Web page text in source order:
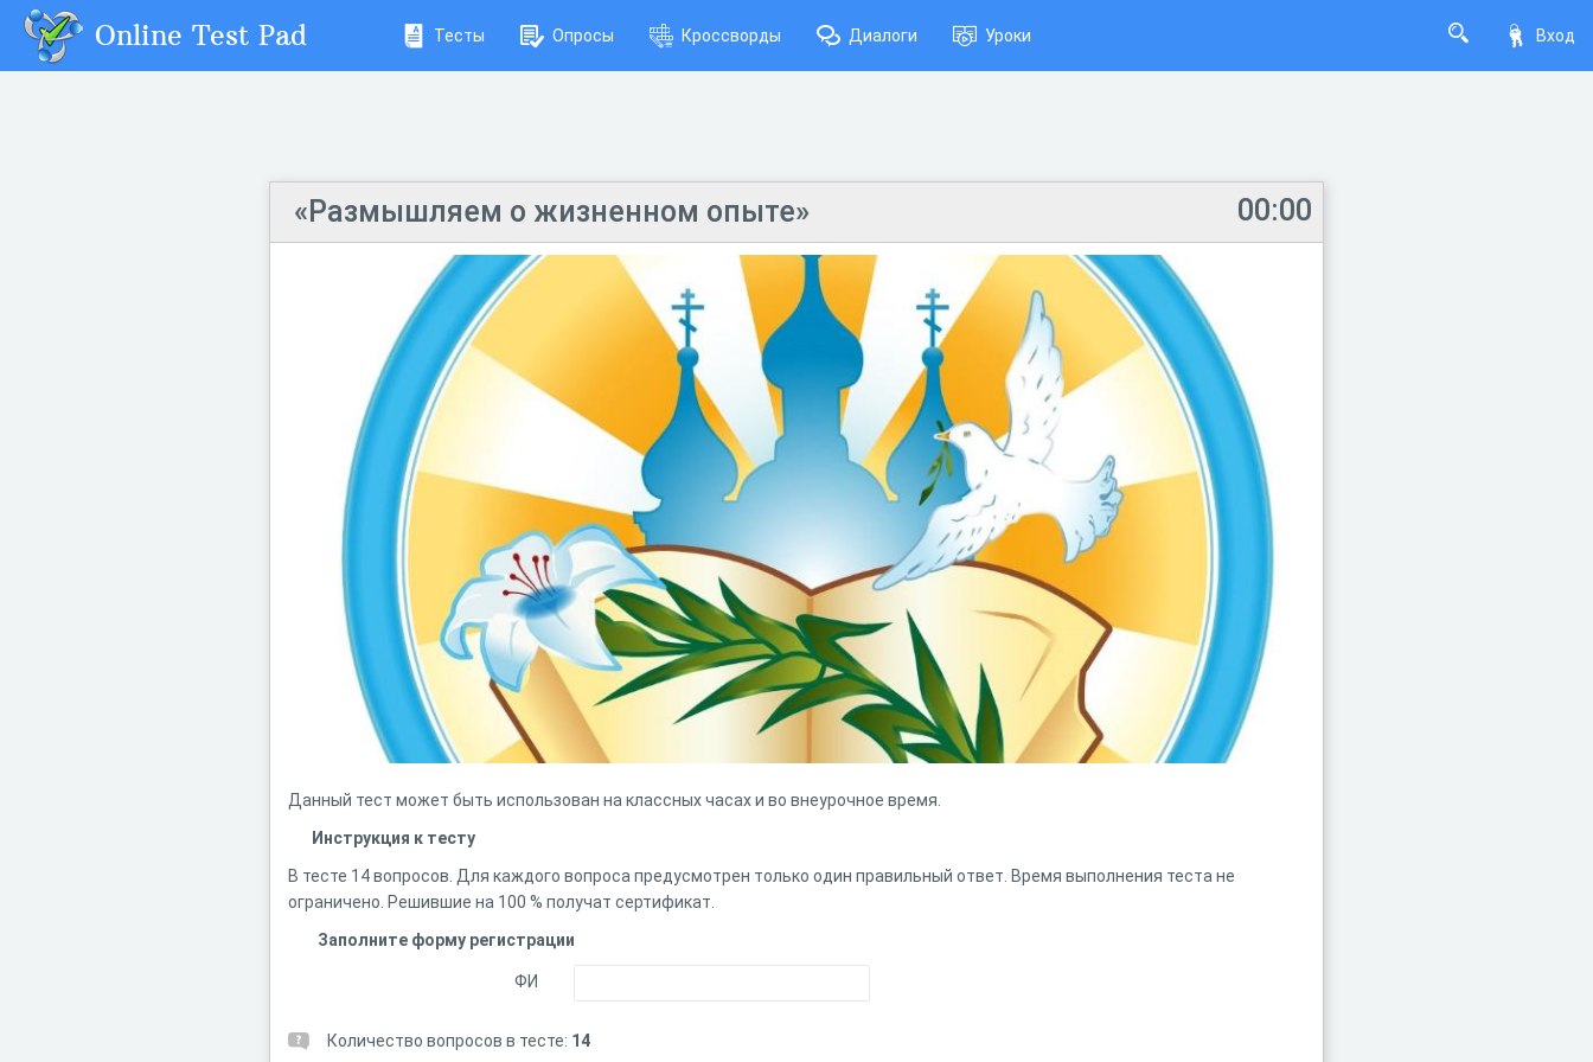
Вход
Online Test Pad Тесты Опросы Кроссворды Диалоги Уроки
00:00
«Размышляем о жизненном опыте»
Данный тест может быть использован на классных часах и во внеурочное время.
Инструкция к тесту
В тесте 14 вопросов. Для каждого вопроса предусмотрен только один правильный ответ. Время выполнения теста не
ограничено. Решившие на 100 % получат сертификат.
Заполните форму регистрации
ФИ
Количество вопросов в тесте: 14